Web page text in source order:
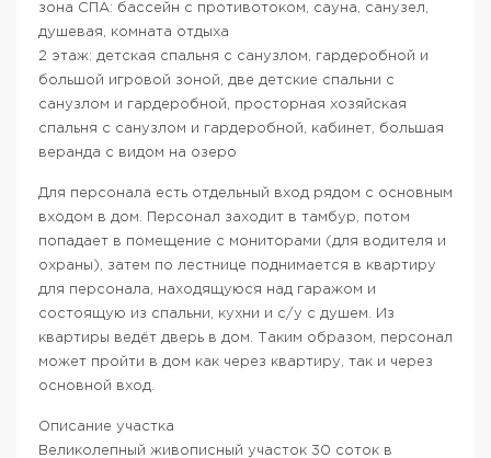
зона СПА: бассейн с противотоком, сауна, санузел,
душевая, комната отдыха
2 этаж: детская спальня с санузлом, гардеробной и
большой игровой зоной, две детские спальни с
санузлом и гардеробной, просторная хозяйская
спальня с санузлом и гардеробной, кабинет, большая
веранда с видом на озеро
Для персонала есть отдельный вход рядом с основным
входом в дом. Персонал заходит в тамбур, потом
попадает в помещение с мониторами (для водителя и
охраны), затем по лестнице поднимается в квартиру
для персонала, находящуюся над гаражом и
состоящую из спальни, кухни и с/у с душем. Из
квартиры ведёт дверь в дом. Таким образом, персонал
может пройти в дом как через квартиру, так и через
основной вход.
Описание участка
Великолепный живописный участок 30 соток в